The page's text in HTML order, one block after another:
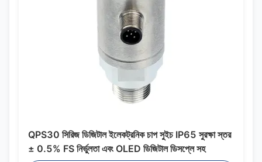
QPS30 সিরিজ ডিজিটাল ইলেকট্রনিক চাপ সুইচ IP65 সুরক্ষা স্তর
± 0.5% FS নির্ভুলতা এবং OLED ডিজিটাল ডিসপ্লে সহ